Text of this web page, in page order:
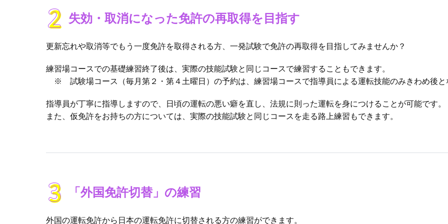
失効・取消になった免許の再取得を目指す
更新忘れや取消等でもう⼀度免許を取得される⽅、⼀発試験で免許の再取得を⽬指してみませんか？
練習場コースでの基礎練習終了後は、実際の技能試験と同じコースで練習することもできます。
※ 試験場コース（毎月第２・第４土曜日）の予約は、練習場コースで指導員による運転技能のみきわめ後と
指導員が丁寧に指導しますので、⽇頃の運転の悪い癖を直し、法規に則った運転を⾝につけることが可能です。
また、仮免許をお持ちの方については、実際の技能試験と同じコースを走る路上練習もできます。
「外国免許切替」の練習
外国の運転免許から⽇本の運転免許に切替される⽅の練習ができます。